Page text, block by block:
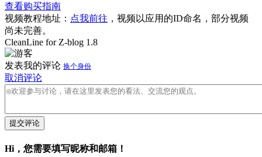
查看购买指南
视频教程地址： 点我前往 ，视频以应用的ID命名，部分视频
尚未完善。
CleanLine for Z-blog 1.8
发表我的评论 换个身份
取消评论
提交评论
Hi，您需要填写昵称和邮箱！